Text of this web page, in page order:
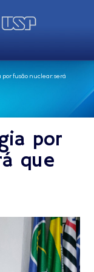
fusão nuclear: será
por
que